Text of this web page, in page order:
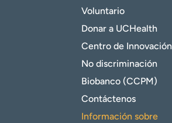
Voluntario
Donar a UCHealth
Centro de Innovación
No discriminación
Biobanco (CCPM)
Contáctenos
Información sobre